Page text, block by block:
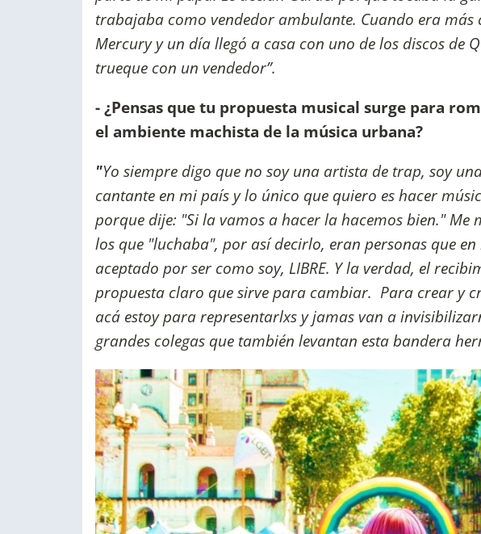
trabajaba como vendedor ambulante. Cuando era más
Mercury y un día llegó a casa con uno de los discos de
trueque con un vendedor”.
- ¿Pensas que tu propuesta musical surge para
el ambiente machista de la música urbana?
"Yo siempre digo que no soy una artista de trap, soy
cantante en mi país y lo único que quiero es hacer
porque dije: "Si la vamos a hacer la hacemos bien." Me
los que "luchaba", por así decirlo, eran personas que
aceptado por ser como soy, LIBRE. Y la verdad, el
propuesta claro que sirve para cambiar. Para crear y
acá estoy para representarlxs y jamas van a
grandes colegas que también levantan esta bandera